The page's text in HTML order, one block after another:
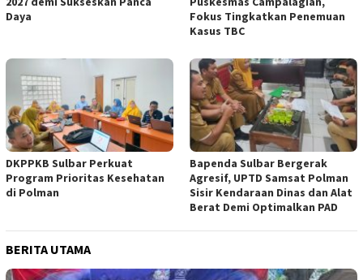
Daya
Fokus Tingkatkan Penemuan
Kasus TBC
DKPPKB Sulbar Perkuat
Program Prioritas Kesehatan
di Polman
Bapenda Sulbar Bergerak
Agresif, UPTD Samsat Polman
Sisir Kendaraan Dinas dan Alat
Berat Demi Optimalkan PAD
BERITA UTAMA